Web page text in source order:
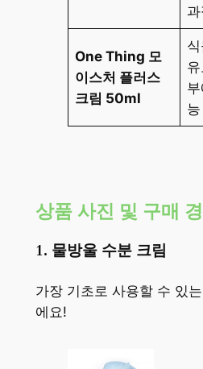
과
One Thing 모
이스처 플러스
크림 50ml
능
상품 사진 및 구매
1. 물방울 수분 크림
가장 기초로 사용할 수 있
에요!